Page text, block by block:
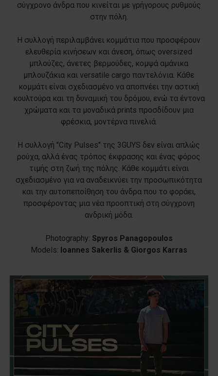
σύγχρονο άνδρα που κινείται με γρήγορους ρυθμούς
στην πόλη.
Η συλλογή περιλαμβάνει κομμάτια που προσφέρουν
ελευθερία κινήσεων και άνεση, όπως oversized
μπλούζες, άνετες βερμούδες, κομψά αμάνικα
μπλουζάκια και versatile cargo παντελόνια. Κάθε
κομμάτι είναι σχεδιασμένο να αποπνέει την αστική
κουλτούρα και τη δυναμική του δρόμου, ενώ τα έντονα
χρώματα και τα μοναδικά prints προσδίδουν μια
φρέσκια, μοντέρνα πινελιά.
Η συλλογή "City Pulses" της 3GUYS δεν είναι απλώς
ρούχα, αλλά ένας τρόπος έκφρασης και ένας φόρος
τιμής στη ζωή της πόλης. Κάθε κομμάτι είναι
σχεδιασμένο για να αναδεικνύει την προσωπικότητα
και την αυτοπεποίθηση του άνδρα που το φοράει,
προσφέροντας μια νέα προοπτική στη σύγχρονη
ανδρική μόδα.
Photography: Spyros Panagopoulos
Models: Ioannes Sakerlis & Giorgos Karras